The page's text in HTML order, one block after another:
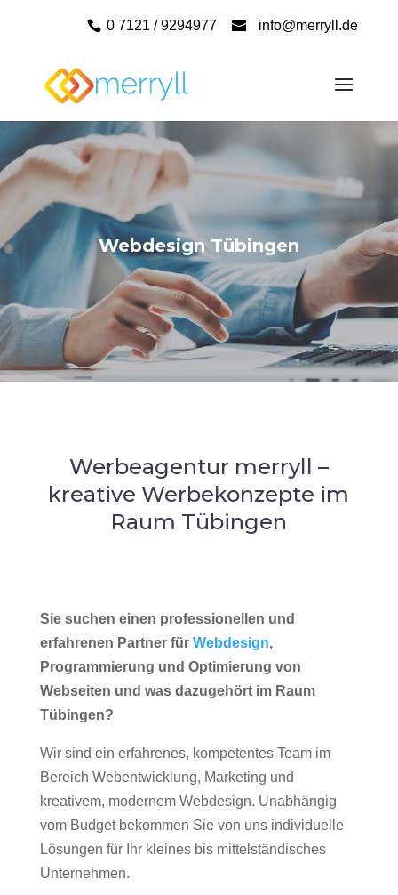
0 7121 / 9294977 info@merryll.de
Webdesign Tübingen
Werbeagentur merryll –
kreative Werbekonzepte im
Raum Tübingen
Sie suchen einen professionellen und
erfahrenen Partner für Webdesign,
Programmierung und Optimierung von
Webseiten und was dazugehört im Raum
Tübingen?
Wir sind ein erfahrenes, kompetentes Team im
Bereich Webentwicklung, Marketing und
kreativem, modernem Webdesign. Unabhängig
vom Budget bekommen Sie von uns individuelle
Lösungen für Ihr kleines bis mittelständisches
Unternehmen.